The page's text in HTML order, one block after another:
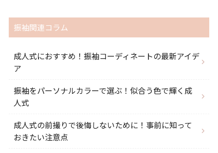
振袖関連コラム
成人式におすすめ！振袖コーディネートの最新アイデ
ア
振袖をパーソナルカラーで選ぶ！似合う色で輝く成
人式
成人式の前撮りで後悔しないために！事前に知って
おきたい注意点